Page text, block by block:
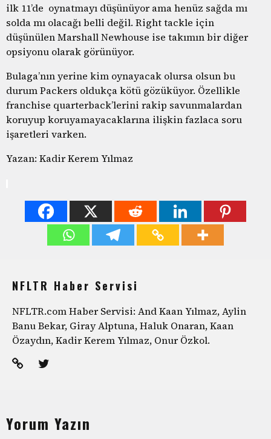
ilk 11’de oynatmayı düşünüyor ama henüz sağda mı
solda mı olacağı belli değil. Right tackle için
düşünülen Marshall Newhouse ise takımın bir diğer
opsiyonu olarak görünüyor.
Bulaga’nın yerine kim oynayacak olursa olsun bu
durum Packers oldukça kötü gözüküyor. Özellikle
franchise quarterback’lerini rakip savunmalardan
koruyup koruyamayacaklarına ilişkin fazlaca soru
işaretleri varken.
Yazan: Kadir Kerem Yılmaz
NFLTR Haber Servisi
NFLTR.com Haber Servisi: And Kaan Yılmaz, Aylin
Banu Bekar, Giray Alptuna, Haluk Onaran, Kaan
Özaydın, Kadir Kerem Yılmaz, Onur Özkol.
Yorum Yazın